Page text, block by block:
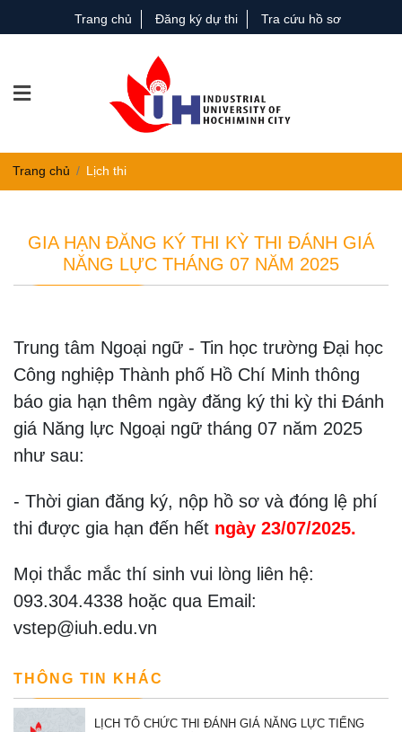
Trang chủ Đăng ký dự thi Tra cứu hồ sơ
Trang chủ Lịch thi
GIA HẠN ĐĂNG KÝ THI KỲ THI ĐÁNH GIÁ
NĂNG LỰC THÁNG 07 NĂM 2025
Trung tâm Ngoại ngữ - Tin học trường Đại học
Công nghiệp Thành phố Hồ Chí Minh thông
báo gia hạn thêm ngày đăng ký thi kỳ thi Đánh
giá Năng lực Ngoại ngữ tháng 07 năm 2025
như sau:
- Thời gian đăng ký, nộp hồ sơ và đóng lệ phí
thi được gia hạn đến hết ngày 23/07/2025.
Mọi thắc mắc thí sinh vui lòng liên hệ:
093.304.4338 hoặc qua Email:
vstep@iuh.edu.vn
THÔNG TIN KHÁC
LỊCH TỔ CHỨC THI ĐÁNH GIÁ NĂNG LỰC TIẾNG